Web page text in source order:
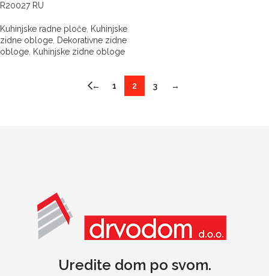
R20027 RU
Kuhinjske radne ploče Kuhinjske
zidne obloge Dekorativne zidne
obloge Kuhinjske zidne obloge
← 1 2 3 →
Uredite dom po svom.